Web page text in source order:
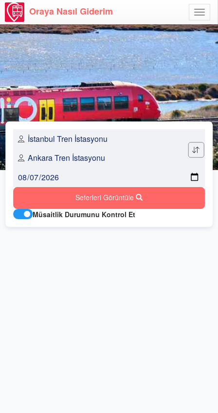
Aç
Oraya Nasıl Giderim
Seferleri Görüntüle
Müsaitlik Durumunu Kontrol Et